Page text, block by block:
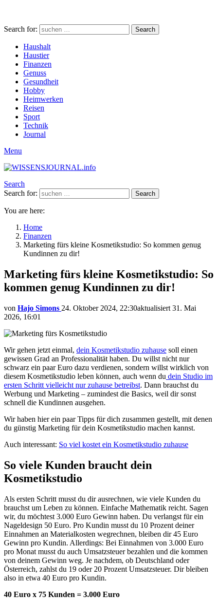
Search for: Search
Haushalt
Haustier
Finanzen
Genuss
Gesundheit
Hobby
Heimwerken
Reisen
Sport
Technik
Journal
Menu
Search
Search for:
Search
You are here:
Home
Finanzen
Marketing fürs kleine Kosmetikstudio: So kommen genug
Kundinnen zu dir!
Marketing fürs kleine Kosmetikstudio: So
kommen genug Kundinnen zu dir!
von Hajo Simons 24. Oktober 2024, 22:30aktualisiert 31. Mai
2026, 16:01
Wir gehen jetzt einmal, dein Kosmetikstudio zuhause soll einen
gewissen Grad an Professionalität haben. Du willst nicht nur
schwarz ein paar Euro dazu verdienen, sondern willst wirklich von
diesem Kosmetikstudio leben können, auch wenn du dein Studio im
ersten Schritt vielleicht nur zuhause betreibst. Dann brauchst du
Werbung und Marketing – zumindest die Basics, weil dir sonst
schnell die Kundinnen ausgehen.
Wir haben hier ein paar Tipps für dich zusammen gestellt, mit denen
du günstig Marketing für dein Kosmetikstudio machen kannst.
Auch interessant: So viel kostet ein Kosmetikstudio zuhause
So viele Kunden braucht dein
Kosmetikstudio
Als ersten Schritt musst du dir ausrechnen, wie viele Kunden du
brauchst um Leben zu können. Einfache Mathematik reicht. Sagen
wir, du möchtest 3.000 Euro Gewinn haben. Du verlangst für ein
Nageldesign 50 Euro. Pro Kundin musst du 10 Prozent deiner
Einnahmen an Materialkosten wegrechnen, bleiben dir 45 Euro
Gewinn pro Kundin. Allerdings: Bei Einnahmen von 3.000 Euro
pro Monat musst du auch Umsatzsteuer bezahlen und die kommen
von deinem Gewinn weg. Je nachdem, ob Deutschland oder
Österreich, zahlst du 19 oder 20 Prozent Umsatzsteuer. Dir bleiben
also in etwa 40 Euro pro Kundin.
40 Euro x 75 Kunden = 3.000 Euro